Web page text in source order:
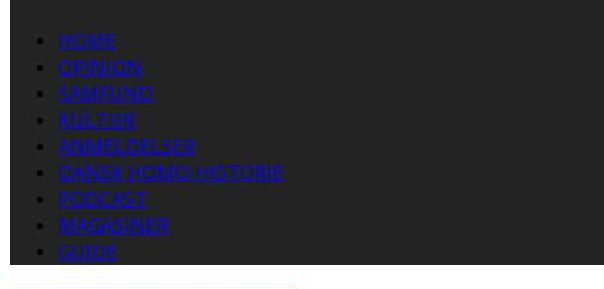
HOME
OPINION
SAMFUND
KULTUR
ANMELDELSER
DANSK HOMO-HISTORIE
PODCAST
MAGASINER
GUIDE